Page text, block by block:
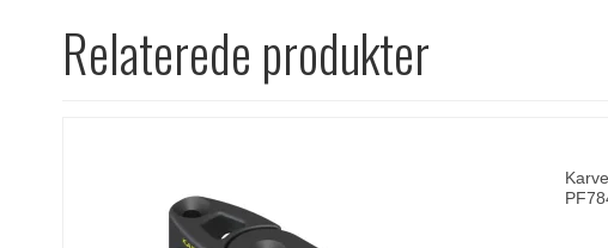
Relaterede produkter